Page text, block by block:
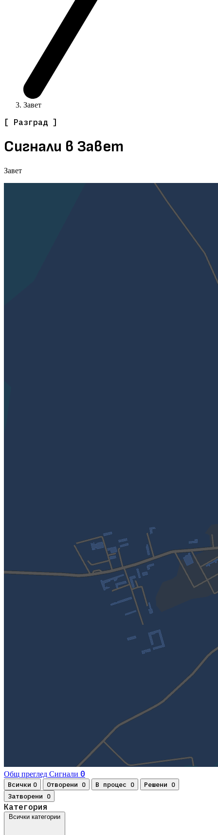
Завет
[ Разград ]
Сигнали в Завет
Завет
Общ преглед Сигнали 0
Всички 0 Отворени 0 В процес 0 Решени 0
Затворени 0
Категория
Всички категории